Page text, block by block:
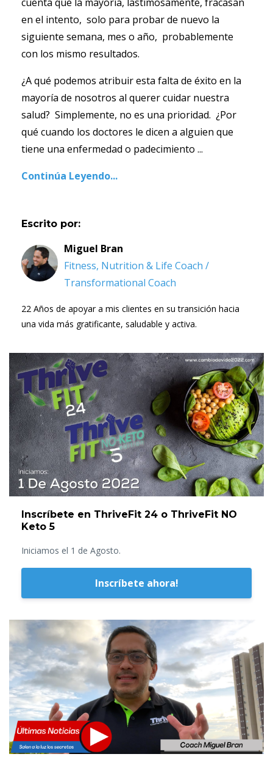
en el intento, solo para probar de nuevo la
siguiente semana, mes o año, probablemente
con los mismo resultados.
¿A qué podemos atribuir esta falta de éxito en la
mayoría de nosotros al querer cuidar nuestra
salud? Simplemente, no es una prioridad. ¿Por
qué cuando los doctores le dicen a alguien que
tiene una enfermedad o padecimiento ...
Continúa Leyendo...
Escrito por:
Miguel Bran
Fitness, Nutrition & Life Coach /
Transformational Coach
22 Años de apoyar a mis clientes en su transición hacia
una vida más gratificante, saludable y activa.
Inscríbete en ThriveFit 24 o ThriveFit NO
Keto 5
Iniciamos el 1 de Agosto.
Inscríbete ahora!